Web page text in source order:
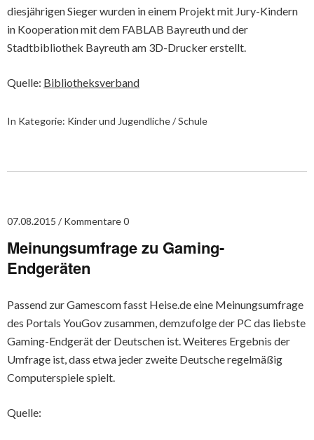
diesjährigen Sieger wurden in einem Projekt mit Jury-Kindern
in Kooperation mit dem FABLAB Bayreuth und der
Stadtbibliothek Bayreuth am 3D-Drucker erstellt.
Quelle: Bibliotheksverband
In Kategorie: Kinder und Jugendliche / Schule
07.08.2015 Kommentare 0
Meinungsumfrage zu Gaming-
Endgeräten
Passend zur Gamescom fasst Heise.de eine Meinungsumfrage
des Portals YouGov zusammen, demzufolge der PC das liebste
Gaming-Endgerät der Deutschen ist. Weiteres Ergebnis der
Umfrage ist, dass etwa jeder zweite Deutsche regelmäßig
Computerspiele spielt.
Quelle: